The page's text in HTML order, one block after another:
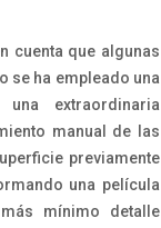
cuenta que algunas
se ha empleado una
extraordinaria
manual de las
previamente
una película
mínimo detalle